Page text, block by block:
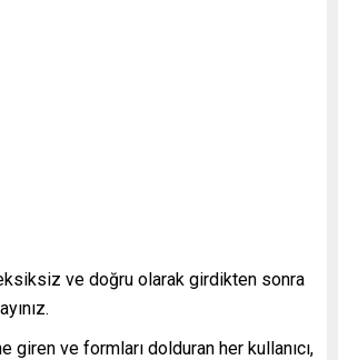
ve doğru olarak girdikten sonra
giren ve formları dolduran her kullanıcı,